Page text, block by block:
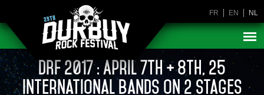
FR EN NL
DRF 2017 : April 7th + 8th, 25
international bands on 2 stages